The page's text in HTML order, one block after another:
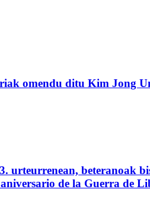
omendu ditu Kim Jong
urteurrenean, beteranoak
de la Guerra de